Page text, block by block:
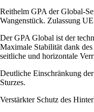
Reithelm GPA der Global-
Wangenstück. Zulassung
Der GPA Global ist der
Maximale Stabilität dank
seitliche und horizontale
Deutliche Einschränkung
Sturzes.
Verstärkter Schutz des